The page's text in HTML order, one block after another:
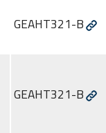
GEAHT321-B
GEAHT321-B